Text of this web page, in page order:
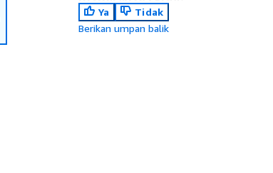
Ya
Tidak
Berikan umpan balik